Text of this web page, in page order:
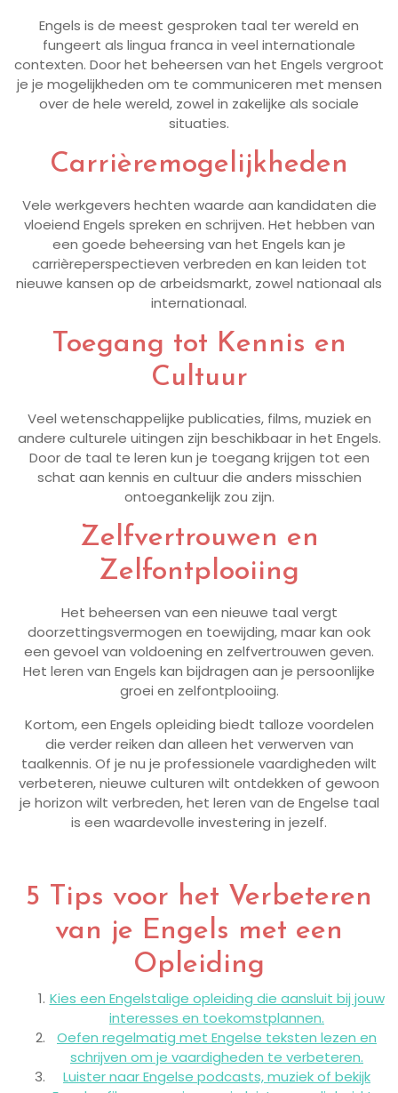
Engels is de meest gesproken taal ter wereld en
fungeert als lingua franca in veel internationale
contexten. Door het beheersen van het Engels vergroot
je je mogelijkheden om te communiceren met mensen
over de hele wereld, zowel in zakelijke als sociale
situaties.
Carrièremogelijkheden
Vele werkgevers hechten waarde aan kandidaten die
vloeiend Engels spreken en schrijven. Het hebben van
een goede beheersing van het Engels kan je
carrièreperspectieven verbreden en kan leiden tot
nieuwe kansen op de arbeidsmarkt, zowel nationaal als
internationaal.
Toegang tot Kennis en
Cultuur
Veel wetenschappelijke publicaties, films, muziek en
andere culturele uitingen zijn beschikbaar in het Engels.
Door de taal te leren kun je toegang krijgen tot een
schat aan kennis en cultuur die anders misschien
ontoegankelijk zou zijn.
Zelfvertrouwen en
Zelfontplooiing
Het beheersen van een nieuwe taal vergt
doorzettingsvermogen en toewijding, maar kan ook
een gevoel van voldoening en zelfvertrouwen geven.
Het leren van Engels kan bijdragen aan je persoonlijke
groei en zelfontplooiing.
Kortom, een Engels opleiding biedt talloze voordelen
die verder reiken dan alleen het verwerven van
taalkennis. Of je nu je professionele vaardigheden wilt
verbeteren, nieuwe culturen wilt ontdekken of gewoon
je horizon wilt verbreden, het leren van de Engelse taal
is een waardevolle investering in jezelf.
5 Tips voor het Verbeteren
van je Engels met een
Opleiding
Kies een Engelstalige opleiding die aansluit bij jouw
interesses en toekomstplannen.
Oefen regelmatig met Engelse teksten lezen en
schrijven om je vaardigheden te verbeteren.
Luister naar Engelse podcasts, muziek of bekijk